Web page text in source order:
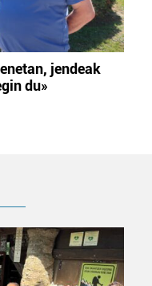
jendeak
du»